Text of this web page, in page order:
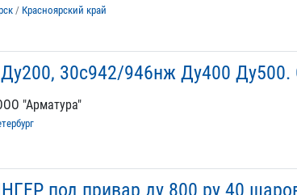
/ Красноярский край
30с942/946нж Ду400
"Арматура"
под привар ду 800 ру 40